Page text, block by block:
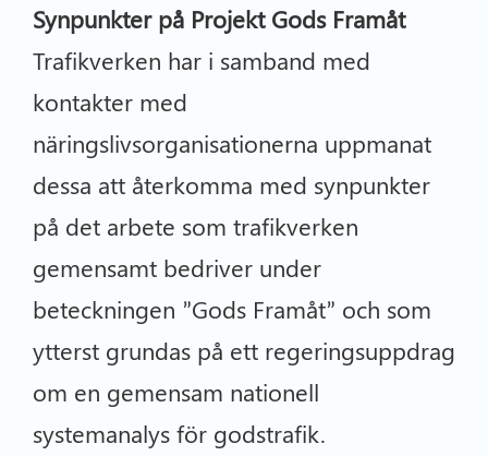
Synpunkter på Projekt Gods Framåt
Trafikverken har i samband med
kontakter med
näringslivsorganisationerna uppmanat
dessa att återkomma med synpunkter
på det arbete som trafikverken
gemensamt bedriver under
beteckningen ”Gods Framåt” och som
ytterst grundas på ett regeringsuppdrag
om en gemensam nationell
systemanalys för godstrafik.